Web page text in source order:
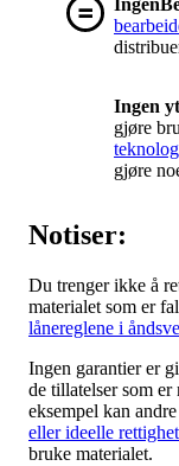
Ingen
gjøre
gjøre
Notiser:
Du trenger ikke å
materialet som er
lånereglene i
Ingen garantier er
de tillatelser som
eksempel kan
eller ideelle
bruke materialet.